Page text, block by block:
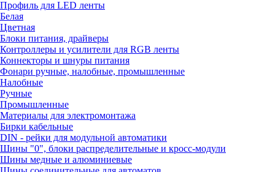
Профиль для LED ленты
Белая
Цветная
Блоки питания, драйверы
Контроллеры и усилители для RGB ленты
Коннекторы и шнуры питания
Фонари ручные, налобные, промышленные
Налобные
Ручные
Промышленные
Материалы для электромонтажа
Бирки кабельные
DIN - рейки для модульной автоматики
Шины "0", блоки распределительные и кросс-модули
Шины медные и алюминиевые